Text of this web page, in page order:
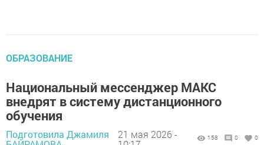
ОБРАЗОВАНИЕ
Национальный мессенджер МАКС
внедрят в систему дистанционного
обучения
Подготовила Джамиля
21 мая 2026 -
158 0 0